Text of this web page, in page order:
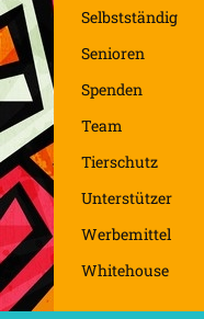
Selbstständig
Senioren
Spenden
Team
Tierschutz
Unterstützer
Werbemittel
Whitehouse